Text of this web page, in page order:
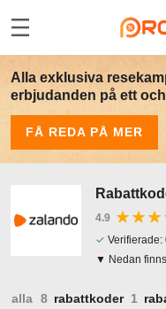
Alla exklusiva
erbjudanden på ett
FÅ REDA PÅ MER
4.9
✓ Verifierade:
▼ Nedan
alla rabattkoder